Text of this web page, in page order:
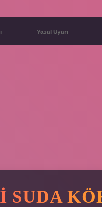
Yasal Uyarı
SUDA